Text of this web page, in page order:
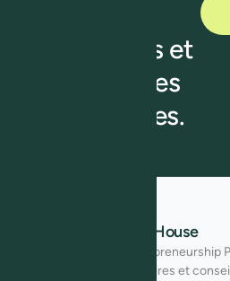
actualités et
des offres
exclusives.
À Propos d’African House
African House For Entrepreneurship
accompagnement d’affaires et